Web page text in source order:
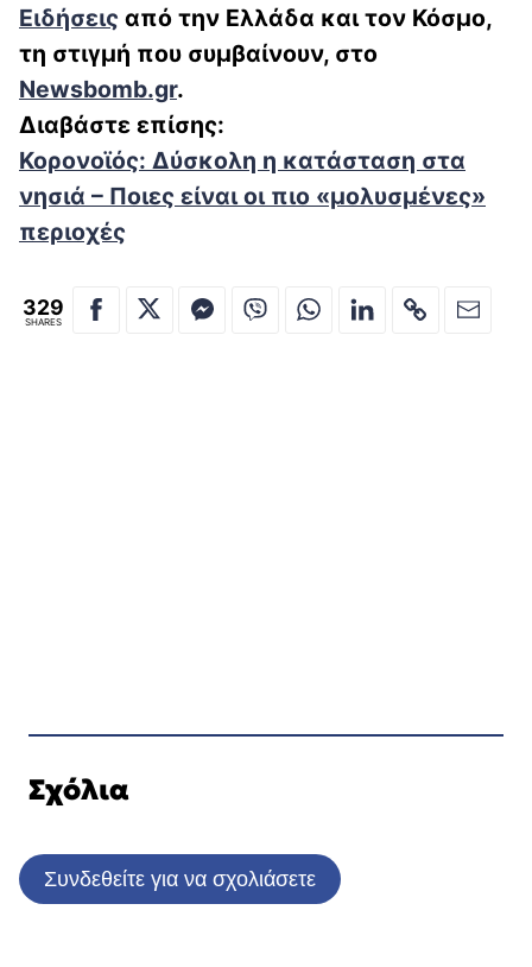
Ειδήσεις από την Ελλάδα και τον Κόσμο,
τη στιγμή που συμβαίνουν, στο
Newsbomb.gr.
Διαβάστε επίσης:
Κορονοϊός: Δύσκολη η κατάσταση στα
νησιά – Ποιες είναι οι πιο «μολυσμένες»
περιοχές
329
SHARES
Σχόλια
Συνδεθείτε για να σχολιάσετε